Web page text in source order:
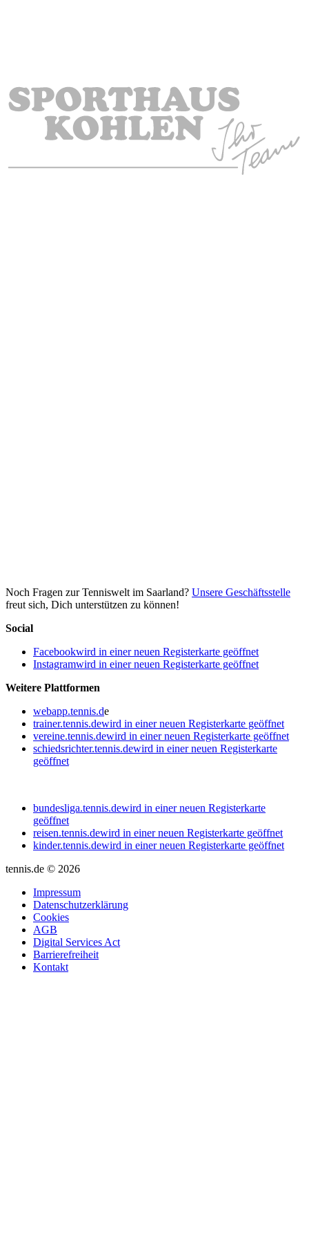
Noch Fragen zur Tenniswelt im Saarland? Unsere Geschäftsstelle
freut sich, Dich unterstützen zu können!
Social
Facebookwird in einer neuen Registerkarte geöffnet
Instagramwird in einer neuen Registerkarte geöffnet
Weitere Plattformen
webapp.tennis.de
trainer.tennis.dewird in einer neuen Registerkarte geöffnet
vereine.tennis.dewird in einer neuen Registerkarte geöffnet
schiedsrichter.tennis.dewird in einer neuen Registerkarte
geöffnet
bundesliga.tennis.dewird in einer neuen Registerkarte
geöffnet
reisen.tennis.dewird in einer neuen Registerkarte geöffnet
kinder.tennis.dewird in einer neuen Registerkarte geöffnet
tennis.de © 2026
Impressum
Datenschutzerklärung
Cookies
AGB
Digital Services Act
Barrierefreiheit
Kontakt